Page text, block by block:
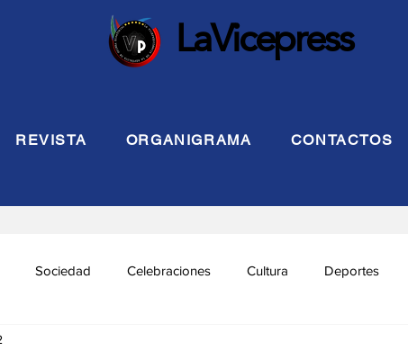
LaVicepress
REVISTA ORGANIGRAMA CONTACTOS
Sociedad Celebraciones Cultura Deportes